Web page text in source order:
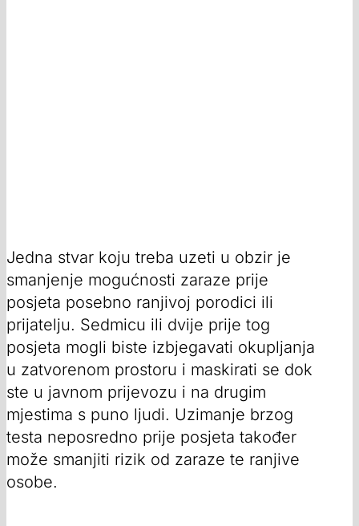
Jedna stvar koju treba uzeti u obzir je
smanjenje mogućnosti zaraze prije
posjeta posebno ranjivoj porodici ili
prijatelju. Sedmicu ili dvije prije tog
posjeta mogli biste izbjegavati okupljanja
u zatvorenom prostoru i maskirati se dok
ste u javnom prijevozu i na drugim
mjestima s puno ljudi. Uzimanje brzog
testa neposredno prije posjeta također
može smanjiti rizik od zaraze te ranjive
osobe.